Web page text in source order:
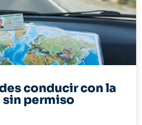
conducir con la
permiso